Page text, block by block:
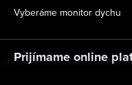
Vyberáme monitor dychu
Prijímame online